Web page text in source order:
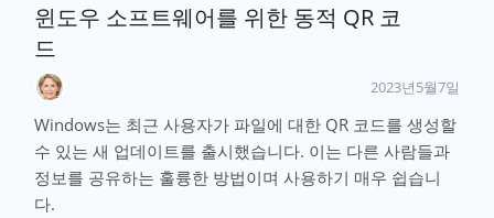
윈도우 소프트웨어를 위한 동적 QR 코
드
2023년5월7일
Windows는 최근 사용자가 파일에 대한 QR 코드를 생성할
수 있는 새 업데이트를 출시했습니다. 이는 다른 사람들과
정보를 공유하는 훌륭한 방법이며 사용하기 매우 쉽습니
다.